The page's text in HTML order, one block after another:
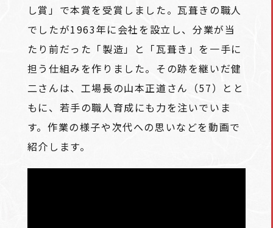
し賞」で本賞を受賞しました。瓦葺きの職人
でしたが1963年に会社を設立し、分業が当
たり前だった「製造」と「瓦葺き」を一手に
担う仕組みを作りました。その跡を継いだ健
二さんは、工場長の山本正道さん（57）とと
もに、若手の職人育成にも力を注いでいま
す。作業の様子や次代への思いなどを動画で
紹介します。